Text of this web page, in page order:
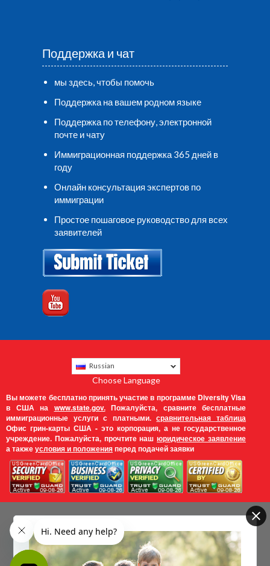
Поддержка и чат
мы здесь, чтобы помочь
Поддержка на вашем родном языке
Поддержка по телефону, электронной
почте и чату
Иммиграционная поддержка 365 дней в
году
Онлайн консультация экспертов по
иммиграции
Простое пошаговое руководство для всех
заявителей
Russian
Choose Language
Вы можете бесплатно принять участие в программе Diversity Visa
в США на www.state.gov.Пожалуйста, сравните бесплатные
иммиграционные услуги с платными.сравнительная таблица
Офис грин-карты США - это корпорация, а не государственное
учреждение. Пожалуйста, прочтите нашюридическое заявление
а такжеусловия и положенияперед подачей заявки